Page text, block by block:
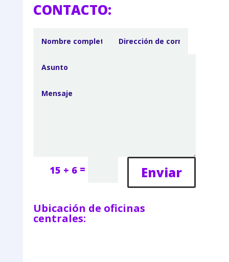
CONTACTO:
15 + 6 = Enviar
Ubicación de oficinas
centrales: